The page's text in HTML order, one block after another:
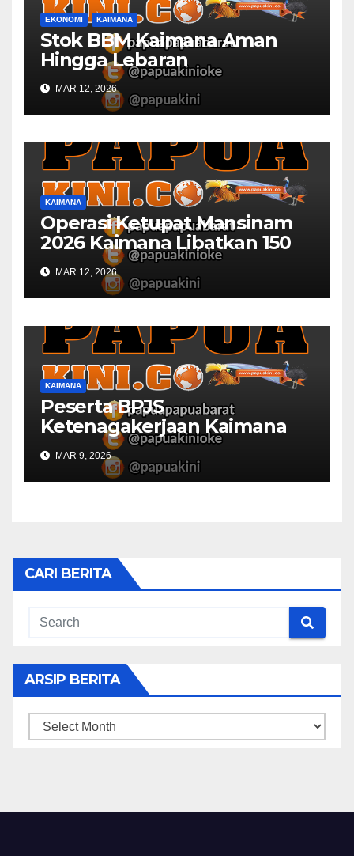
EKONOMI KAIMANA
Stok BBM Kaimana Aman
Hingga Lebaran
MAR 12, 2026
KAIMANA
Operasi Ketupat Mansinam
2026 Kaimana Libatkan 150
Personil Gabungan
MAR 12, 2026
KAIMANA
Peserta BPJS
Ketenagakerjaan Kaimana
Berkurang 53 Persen di 2026
MAR 9, 2026
CARI BERITA
ARSIP BERITA
ARSIP